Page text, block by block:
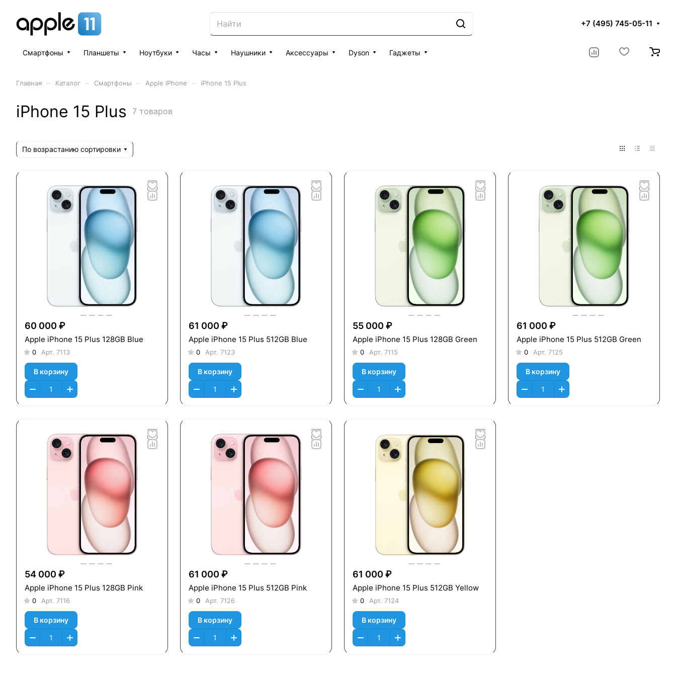
+7 (495) 745-05-11
Смартфоны Планшеты Ноутбуки Часы Наушники Аксессуары Dyson Гаджеты
Главная Каталог Смартфоны Apple iPhone iPhone 15 Plus
iPhone 15 Plus 7 товаров
По возрастанию сортировки
60 000 ₽
Apple iPhone 15 Plus 128GB Blue
0 Арт. 7113
В корзину
61 000 ₽
Apple iPhone 15 Plus 512GB Blue
0 Арт. 7123
В корзину
55 000 ₽
Apple iPhone 15 Plus 128GB Green
0 Арт. 7115
В корзину
61 000 ₽
Apple iPhone 15 Plus 512GB Green
0 Арт. 7125
В корзину
54 000 ₽
Apple iPhone 15 Plus 128GB Pink
0 Арт. 7116
В корзину
61 000 ₽
Apple iPhone 15 Plus 512GB Pink
0 Арт. 7126
В корзину
61 000 ₽
Apple iPhone 15 Plus 512GB Yellow
0 Арт. 7124
В корзину